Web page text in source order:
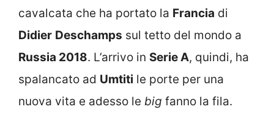
cavalcata che ha portato la Francia di
Didier Deschamps sul tetto del mondo a
Russia 2018. L’arrivo in Serie A, quindi, ha
spalancato ad Umtiti le porte per una
nuova vita e adesso le big fanno la fila.